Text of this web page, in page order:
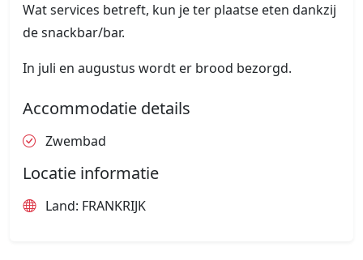
Wat services betreft, kun je ter plaatse eten dankzij
de snackbar/bar.
In juli en augustus wordt er brood bezorgd.
Accommodatie details
Zwembad
Locatie informatie
Land: FRANKRIJK